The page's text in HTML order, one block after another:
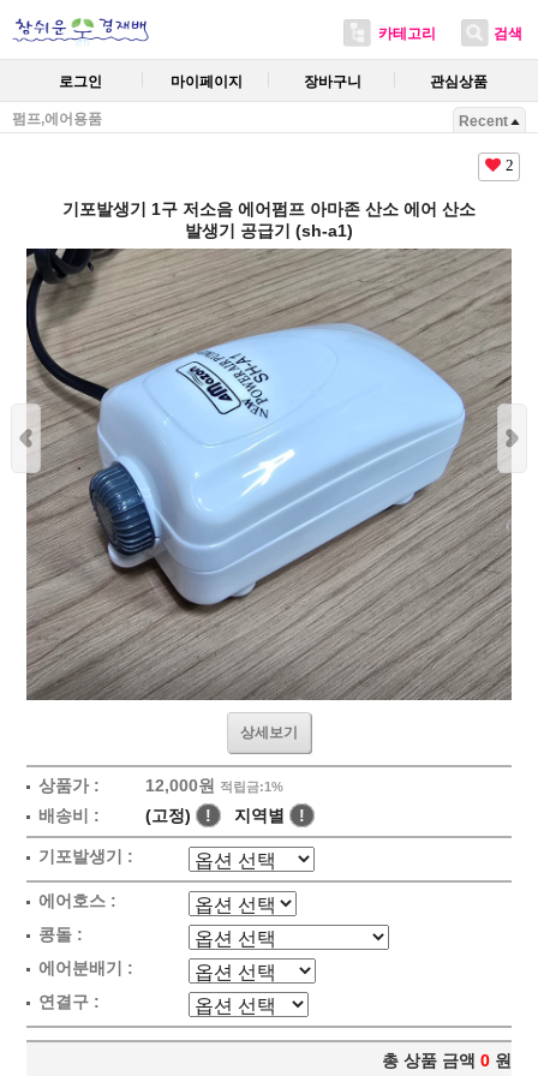
카테고리 검색
로그인 마이페이지 장바구니 관심상품
펌프,에어용품 Recent
2
기포발생기 1구 저소음 에어펌프 아마존 산소 에어 산소
발생기 공급기 (sh-a1)
상세보기
상품가 : 12,000원 적립금:1%
배송비 : (고정) ! 지역별 !
기포발생기 :
에어호스 :
콩돌 :
에어분배기 :
연결구 :
총 상품 금액 0 원